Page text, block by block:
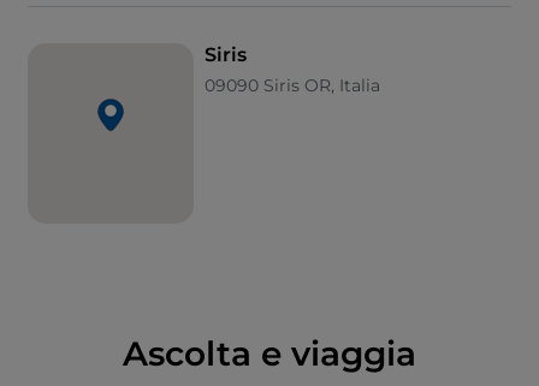
rocce in trachite, che nei millenni hanno disegnato
pareti a picco e numerose cavità, tra cui la grotta di
Riu Bingias, che si apre nei pressi di un’incantevole
sorgente che porta il suo stesso nome.
Siris
09090 Siris OR, Italia
Ascolta e viaggia